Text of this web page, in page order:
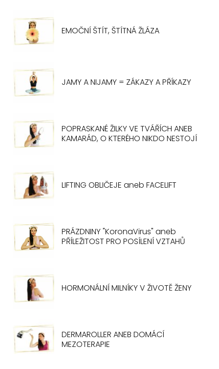
EMOČNÍ ŠTÍT, ŠTÍTNÁ ŽLÁZA
JAMY A NIJAMY = ZÁKAZY A PŘÍKAZY
POPRASKANÉ ŽILKY VE TVÁŘÍCH ANEB
KAMARÁD, O KTERÉHO NIKDO NESTOJÍ
LIFTING OBLIČEJE aneb FACELIFT
PRÁZDNINY "KoronaVirus" aneb
PŘÍLEŽITOST PRO POSÍLENÍ VZTAHŮ
HORMONÁLNÍ MILNÍKY V ŽIVOTĚ ŽENY
DERMAROLLER ANEB DOMÁCÍ
MEZOTERAPIE